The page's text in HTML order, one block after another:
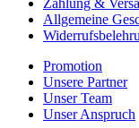
Allgemeine
Promotion
Unsere Partner
Unser Team
Unser Anspruch